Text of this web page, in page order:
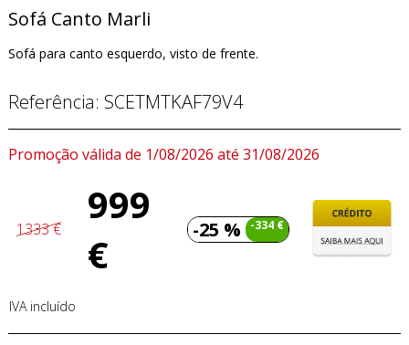
Sofá Canto Marli
Sofá para canto esquerdo, visto de frente.
Referência: SCETMTKAF79V4
Promoção válida de 1/08/2026 até 31/08/2026
1333 €
999
€
-25 % -334 €
IVA incluído